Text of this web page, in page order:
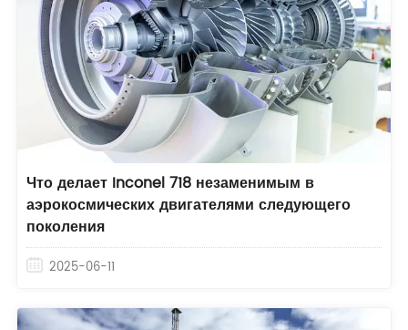
Что делает Inconel 718 незаменимым в
аэрокосмических двигателями следующего
поколения
2025-06-11